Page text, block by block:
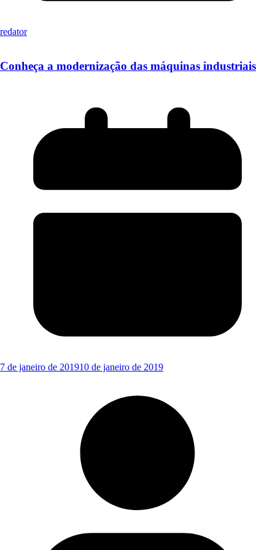
redator
Conheça a modernização das máquinas industriais
7 de janeiro de 201910 de janeiro de 2019